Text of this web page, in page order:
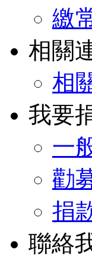
繳
相關
相
我要
一
勸
捐
聯絡